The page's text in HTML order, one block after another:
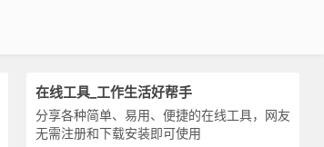
在线工具_工作生活好帮手
分享各种简单、易用、便捷的在线工具，网友
无需注册和下载安装即可使用